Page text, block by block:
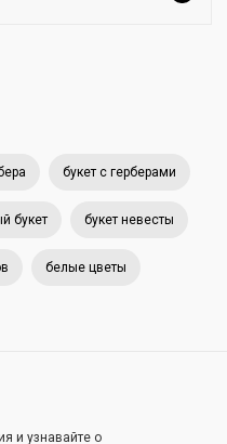
букет с герберами
букет букет невесты
белые цветы
и узнавайте о